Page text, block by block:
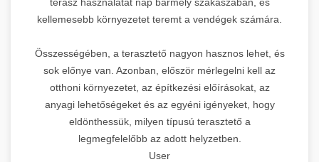
kellemesebb környezetet teremt a vendégek számára.
Összességében, a terasztető nagyon hasznos lehet, és
sok előnye van. Azonban, először mérlegelni kell az
otthoni környezetet, az építkezési előírásokat, az
anyagi lehetőségeket és az egyéni igényeket, hogy
eldönthessük, milyen típusú terasztető a
legmegfelelőbb az adott helyzetben.
User